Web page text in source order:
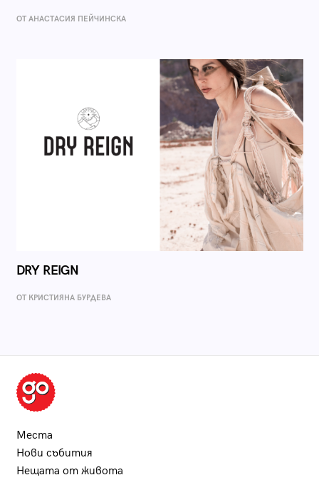
ОТ AНАСТАСИЯ ПЕЙЧИНСКА
DRY REIGN
ОТ КРИСТИЯНА БУРДЕВА
Места
Нови събития
Нещата от живота